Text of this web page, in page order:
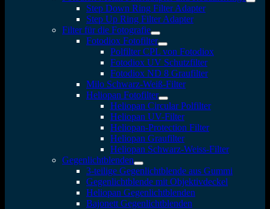
Step Down Ring Filter Adapter
Step Up Ring Filter Adapter
Filter für die Fotografie
Fotodiox Fotofilter
Polfilter CPL von Fotodiox
Fotodiox UV Schutzfilter
Fotodiox ND 8 Graufilter
Milo Schwarz-Weiß-Filter
Heliopan Fotofilter
Heliopan Circular Polfilter
Heliopan UV-Filter
Heliopan-Protection Filter
Heliopan Graufilter
Heliopan Schwarz-Weiss-Filter
Gegenlichtblenden
3-teilige Gegenlichtblende aus Gummi
Gegenlichtblende mit Objektivdeckel
Heliopan Gegenlichtblenden
Bajonett Gegenlichtblenden